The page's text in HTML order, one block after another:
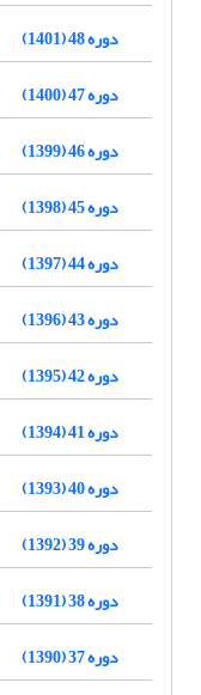
دوره 48 (1401)
دوره 47 (1400)
دوره 46 (1399)
دوره 45 (1398)
دوره 44 (1397)
دوره 43 (1396)
دوره 42 (1395)
دوره 41 (1394)
دوره 40 (1393)
دوره 39 (1392)
دوره 38 (1391)
دوره 37 (1390)